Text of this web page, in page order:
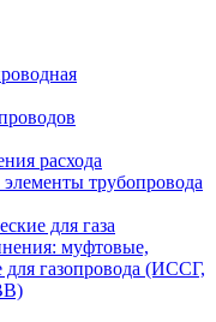
расхода
трубопровода
для газа
муфтовые,
газопровода (ИССГ,